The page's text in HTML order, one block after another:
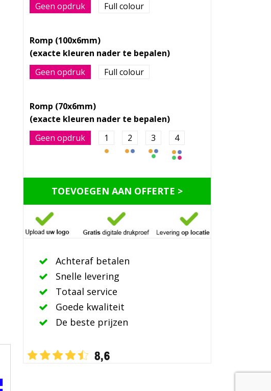
Geen opdruk Full colour
Romp (100x6mm)
Geen opdruk Full colour
Romp (70x6mm)
Geen opdruk 1 2 3 4
TOEVOEGEN AAN OFFERTE >
Achteraf betalen
Snelle levering
Totaal service
Goede kwaliteit
De beste prijzen